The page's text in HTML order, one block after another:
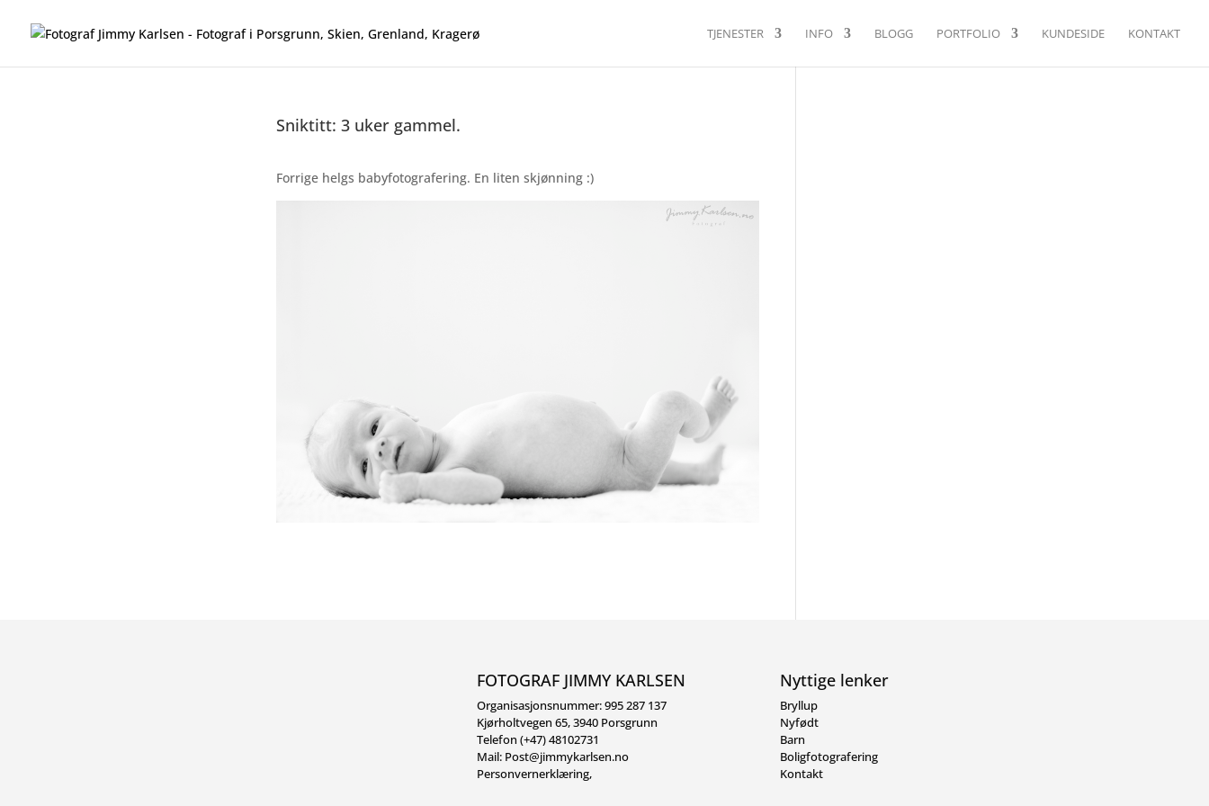
TJENESTER INFO BLOGG PORTFOLIO KUNDESIDE KONTAKT
Sniktitt: 3 uker gammel.
Forrige helgs babyfotografering. En liten skjønning :)
FOTOGRAF JIMMY KARLSEN
Organisasjonsnummer: 995 287 137
Kjørholtvegen 65, 3940 Porsgrunn
Telefon (+47) 48102731
Mail: Post@jimmykarlsen.no
Personvernerklæring,
Nyttige lenker
Bryllup
Nyfødt
Barn
Boligfotografering
Kontakt